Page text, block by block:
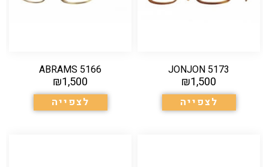
5173 JONJON
₪1,500
לצפייה
5166 ABRAMS
₪1,500
לצפייה